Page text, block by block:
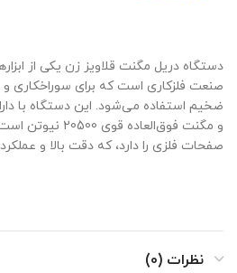
دستگاه دریل مگنت قلاویز زن یکی از
صنعت فلزکاری است که برای سوراخکاری
و مگنت فوق‌العاده
صفحات فلزی را دارد، که دقت بالا و
نظرات (0)